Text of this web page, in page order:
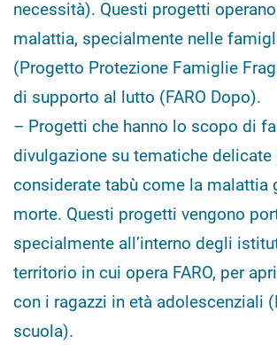
necessità). Questi progetti
malattia, specialmente nelle
(Progetto Protezione Famiglie
di supporto al lutto (FARO Dopo).
– Progetti che hanno lo scopo di
divulgazione su tematiche delicate
considerate tabù come la malattia
morte. Questi progetti vengono
specialmente all’interno degli
territorio in cui opera FARO, per
con i ragazzi in età adolescenziali
scuola).